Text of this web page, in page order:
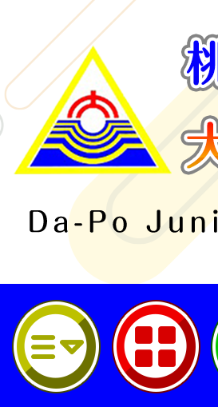
桃園市立大坡國民中學